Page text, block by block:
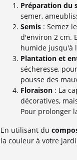
Préparation du
semer,
Semis: Semez
d'environ 2 cm.
humide jusqu'à
Plantation et
sécheresse,
pousse des
Floraison: La
décoratives,
Pour prolonger
En utilisant du
la couleur à votre